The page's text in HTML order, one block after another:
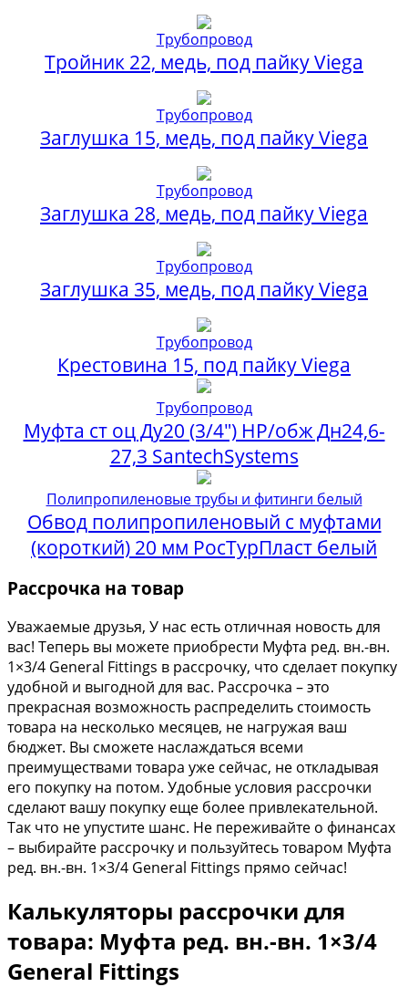
Трубопровод
Тройник 22, медь, под пайку Viega
Трубопровод
Заглушка 15, медь, под пайку Viega
Трубопровод
Заглушка 28, медь, под пайку Viega
Трубопровод
Заглушка 35, медь, под пайку Viega
Трубопровод
Крестовина 15, под пайку Viega
Трубопровод
Муфта ст оц Ду20 (3/4") НР/обж Дн24,6-
27,3 SantechSystems
Полипропиленовые трубы и фитинги белый
Обвод полипропиленовый с муфтами
(короткий) 20 мм РосТурПласт белый
Рассрочка на товар
Уважаемые друзья, У нас есть отличная новость для
вас! Теперь вы можете приобрести Муфта ред. вн.-вн.
1×3/4 General Fittings в рассрочку, что сделает покупку
удобной и выгодной для вас. Рассрочка – это
прекрасная возможность распределить стоимость
товара на несколько месяцев, не нагружая ваш
бюджет. Вы сможете наслаждаться всеми
преимуществами товара уже сейчас, не откладывая
его покупку на потом. Удобные условия рассрочки
сделают вашу покупку еще более привлекательной.
Так что не упустите шанс. Не переживайте о финансах
– выбирайте рассрочку и пользуйтесь товаром Муфта
ред. вн.-вн. 1×3/4 General Fittings прямо сейчас!
Калькуляторы рассрочки для
товара: Муфта ред. вн.-вн. 1×3/4
General Fittings